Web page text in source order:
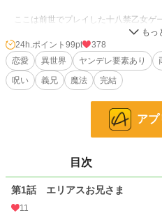
ここは前世でプレイした十八禁乙女ゲ
アス＝ドゥーネガルド第四皇子は、十八
救われなければ破滅する、最高難度の攻
ンフォードは、彼の破滅に巻き込まれて
私は決意した。エリアスお兄さまをヒ
──けれど、十八歳の誕生日。発動した
体を捧げてしまった。「これは応急処置
それから、毎月の満月の夜。書斎で、
の執着は深くなる一方で、私の身体は彼
「これは呪いのせい。彼が私を求める
のせい──」
24h.ポイント 99pt
378
恋愛
異世界 ヤンデレ要素あり
呪い
義兄 魔法 完結
アプ
目次
第1話 エリアスお兄さま
11